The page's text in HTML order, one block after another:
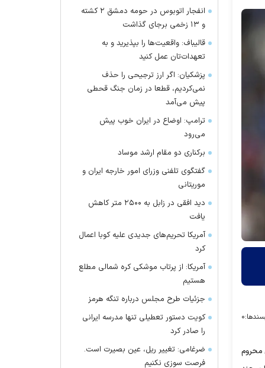
۰
محروم
انفجار اتوبوس در حومه دمشق ۲ کشته
و ۱۳ زخمی برجای گذاشت
قالیباف: واقعیت‌ها را بپذیرید و به
تعهدات‌تان عمل کنید
پزشکیان: اگر ارز ترجیحی را حذف
نمی‌کردیم، قطعا در زمان جنگ قحطی
پیش می‌آمد
ترامپ: اوضاع در ایران خوب پیش
می‌رود
برکناری دو مقام ارشد موساد
گفتگوی تلفنی وزرای امور خارجه ایران و
موریتانی
دید افقی در زابل به ۲۵۰۰ متر کاهش
یافت
آمریکا تحریم‌های جدیدی علیه کوبا اعمال
کرد
آمریکا: از پرتاب موشکی کره شمالی مطلع
هستیم
جزئیات طرح مجلس درباره تنگه هرمز
کویت دستور تعطیلی تنها مدرسه ایرانی
را صادر کرد
ضرغامی: تغییر ریل، عین بصیرت است.
فرصت سوزی نکنیم